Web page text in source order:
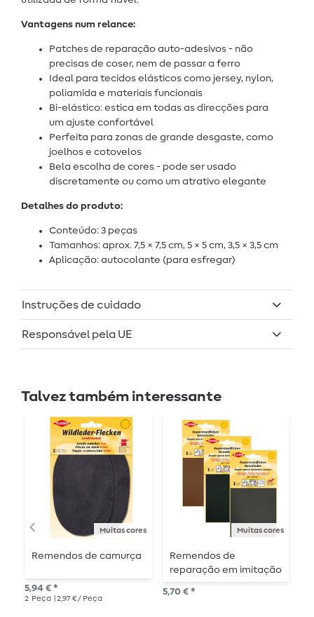
Vantagens num relance:
Patches de reparação auto-adesivos - não
precisas de coser, nem de passar a ferro
Ideal para tecidos elásticos como jersey, nylon,
poliamida e materiais funcionais
Bi-elástico: estica em todas as direcções para
um ajuste confortável
Perfeita para zonas de grande desgaste, como
joelhos e cotovelos
Bela escolha de cores - pode ser usado
discretamente ou como um atrativo elegante
Detalhes do produto:
Conteúdo: 3 peças
Tamanhos: aprox. 7,5 × 7,5 cm, 5 × 5 cm, 3,5 × 3,5 cm
Aplicação: autocolante (para esfregar)
Instruções de cuidado
Responsável pela UE
Talvez também interessante
Muitas cores
Remendos de camurça
5,94 € *
2 Peça | 2,97 € / Peça
Muitas cores
Remendos de
reparação em imitação
de pele - 10 x 16cm -
autocolantes
5,70 € *